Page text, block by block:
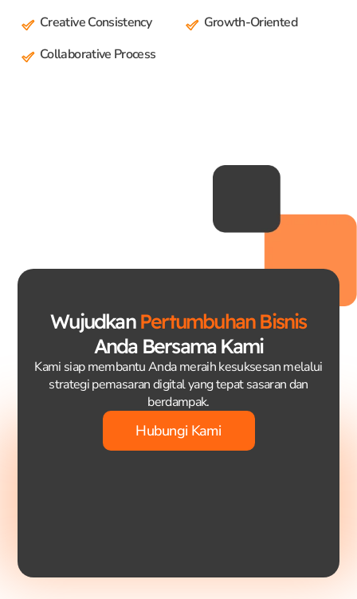
Creative Consistency
Collaborative Process
Growth-Oriented
WujudkanPertumbuhan Bisnis
Anda Bersama Kami
Kami siap membantu Anda meraih kesuksesan melalui
strategi pemasaran digital yang tepat sasaran dan
berdampak.
Hubungi Kami